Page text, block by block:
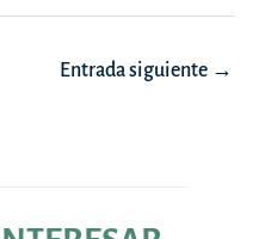
Entrada siguiente →